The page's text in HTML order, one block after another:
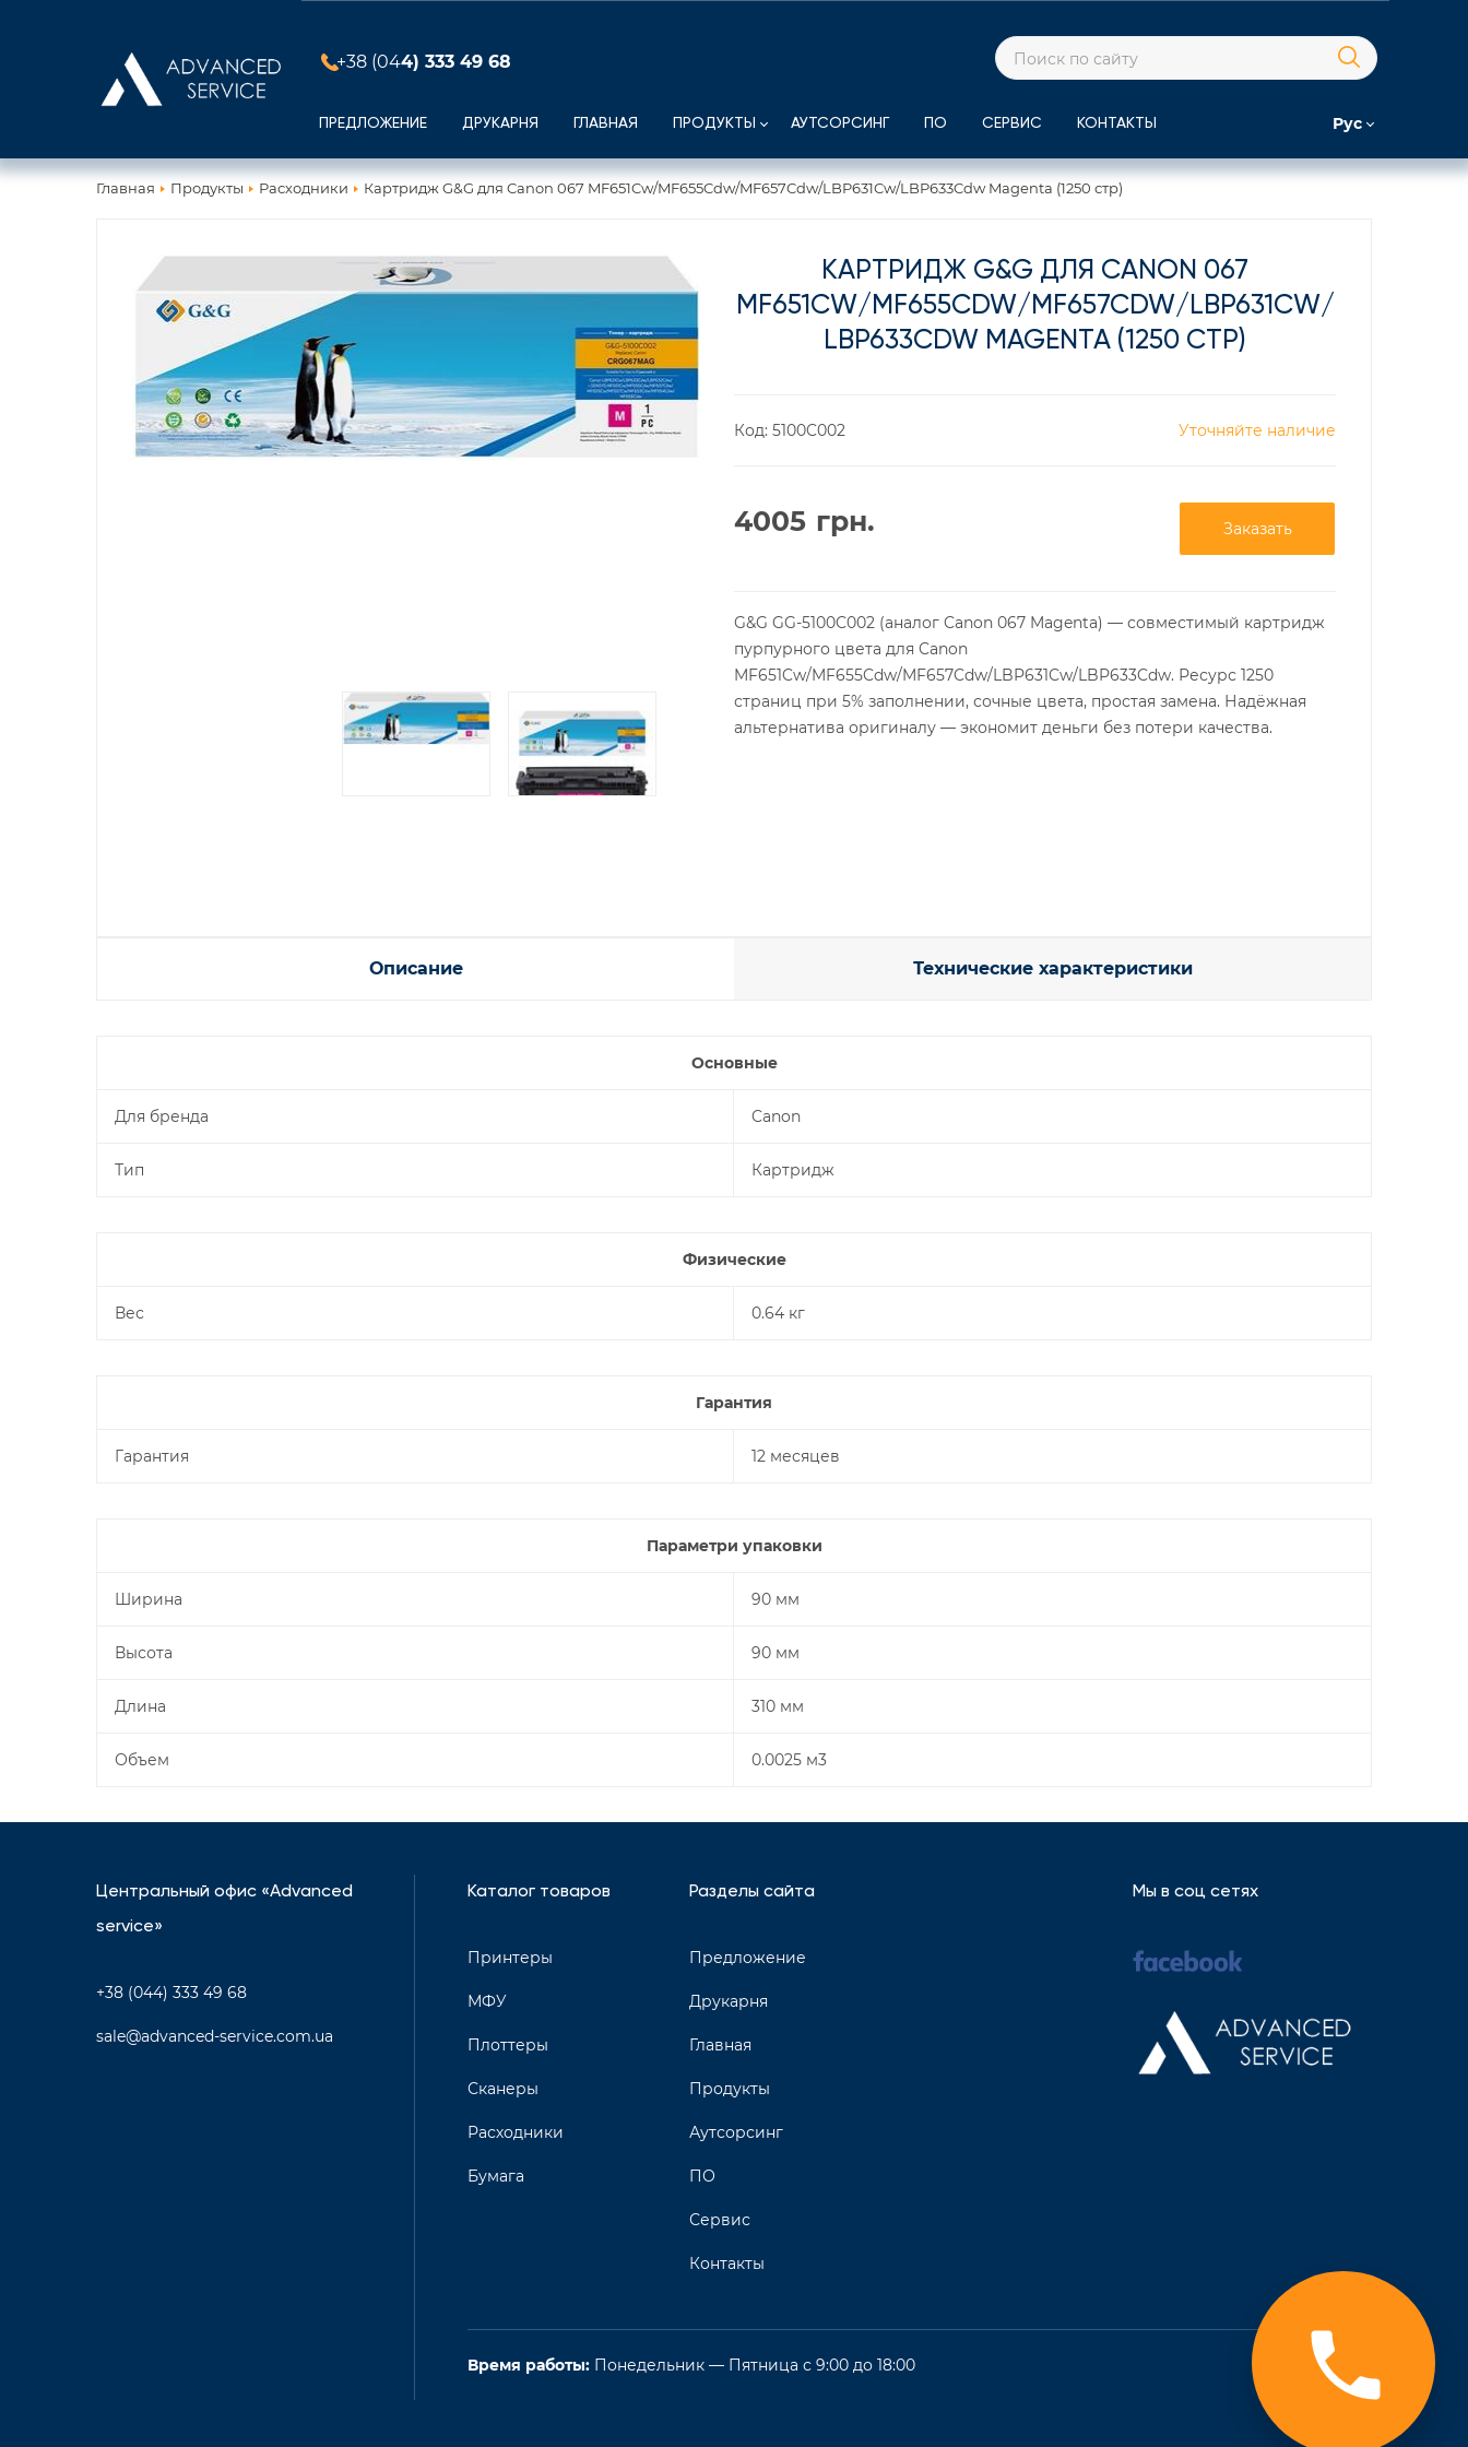
+38 (044) 333 49 68
ПРЕДЛОЖЕНИЕ ДРУКАРНЯ ГЛАВНАЯ ПРОДУКТЫ АУТСОРСИНГ ПО СЕРВИС КОНТАКТЫ Рус
Главная Продукты Расходники Картридж G&G для Canon 067 MF651Cw/MF655Cdw/MF657Cdw/LBP631Cw/LBP633Cdw Magenta (1250 стр)
КАРТРИДЖ G&G ДЛЯ CANON 067
MF651CW/MF655CDW/MF657CDW/LBP631CW/
LBP633CDW MAGENTA (1250 СТР)
Код: 5100C002 Уточняйте наличие
4005 грн. Заказать
G&G GG-5100C002 (аналог Canon 067 Magenta) — совместимый картридж
пурпурного цвета для Canon
MF651Cw/MF655Cdw/MF657Cdw/LBP631Cw/LBP633Cdw. Ресурс 1250
страниц при 5% заполнении, сочные цвета, простая замена. Надёжная
альтернатива оригиналу — экономит деньги без потери качества.
Описание Технические характеристики
Основные
Для бренда Canon
Тип Картридж
Физические
Вес 0.64 кг
Гарантия
Гарантия 12 месяцев
Параметри упаковки
Ширина 90 мм
Высота 90 мм
Длина 310 мм
Объем 0.0025 м3
Центральный офис «Advanced
service»
+38 (044) 333 49 68
sale@advanced-service.com.ua
Каталог товаров
Принтеры
МФУ
Плоттеры
Сканеры
Расходники
Бумага
Разделы сайта
Предложение
Друкарня
Главная
Продукты
Аутсорсинг
ПО
Сервис
Контакты
Мы в соц сетях
Время работы: Понедельник — Пятница с 9:00 до 18:00